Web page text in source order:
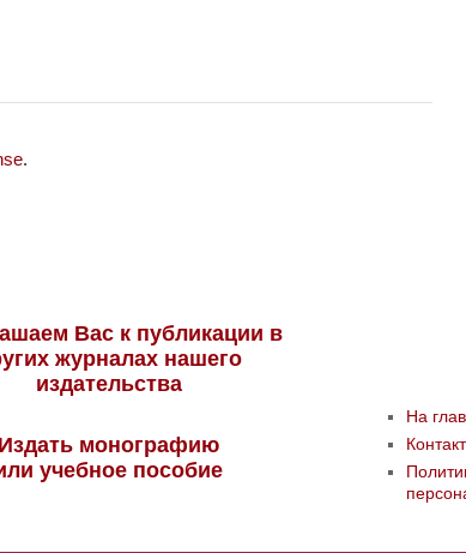
.
Вас к публикации в
журналах нашего
издательства
Издать монографию
учебное пособие
На